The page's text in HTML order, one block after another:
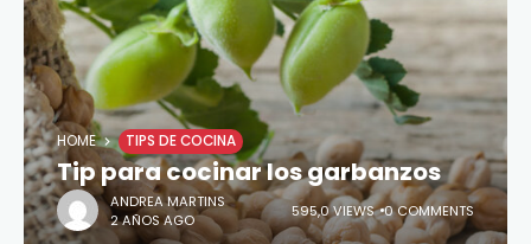
HOME TIPS DE COCINA
Tip para cocinar los garbanzos
ANDREA MARTINS
2 AÑOS AGO
595,0 VIEWS 0 COMMENTS